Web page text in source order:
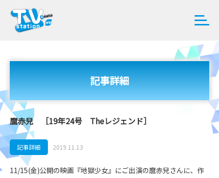
記事詳細
麿赤兒 ［19年24号 Theレジェンド］
記事詳細 2019.11.13
11/15(金)公開の映画『地獄少女』にご出演の麿赤兒さんに、作